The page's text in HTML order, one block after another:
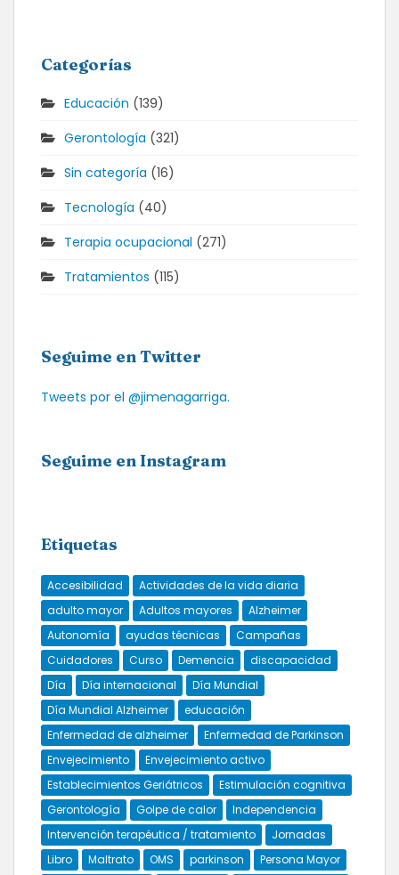
Categorías
Educación (139)
Gerontología (321)
Sin categoría (16)
Tecnología (40)
Terapia ocupacional (271)
Tratamientos (115)
Seguime en Twitter
Tweets por el @jimenagarriga.
Seguime en Instagram
Etiquetas
Accesibilidad
Actividades de la vida diaria
adulto mayor
Adultos mayores
Alzheimer
Autonomía
ayudas técnicas
Campañas
Cuidadores
Curso Demencia
discapacidad
Día
Día internacional
Día Mundial
Día Mundial Alzheimer
educación
Enfermedad de alzheimer
Enfermedad de Parkinson
Envejecimiento
Envejecimiento activo
Establecimientos Geriátricos
Estimulación cognitiva
Gerontología
Golpe de calor
Independencia
Intervención terapéutica / tratamiento
Jornadas
Libro
Maltrato OMS parkinson
Persona Mayor